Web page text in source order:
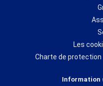
Les
Charte de
Information